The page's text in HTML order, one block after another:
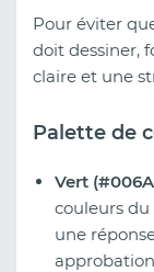
Pour éviter
doit dessiner,
claire et une
Palette de
Vert
couleurs
une